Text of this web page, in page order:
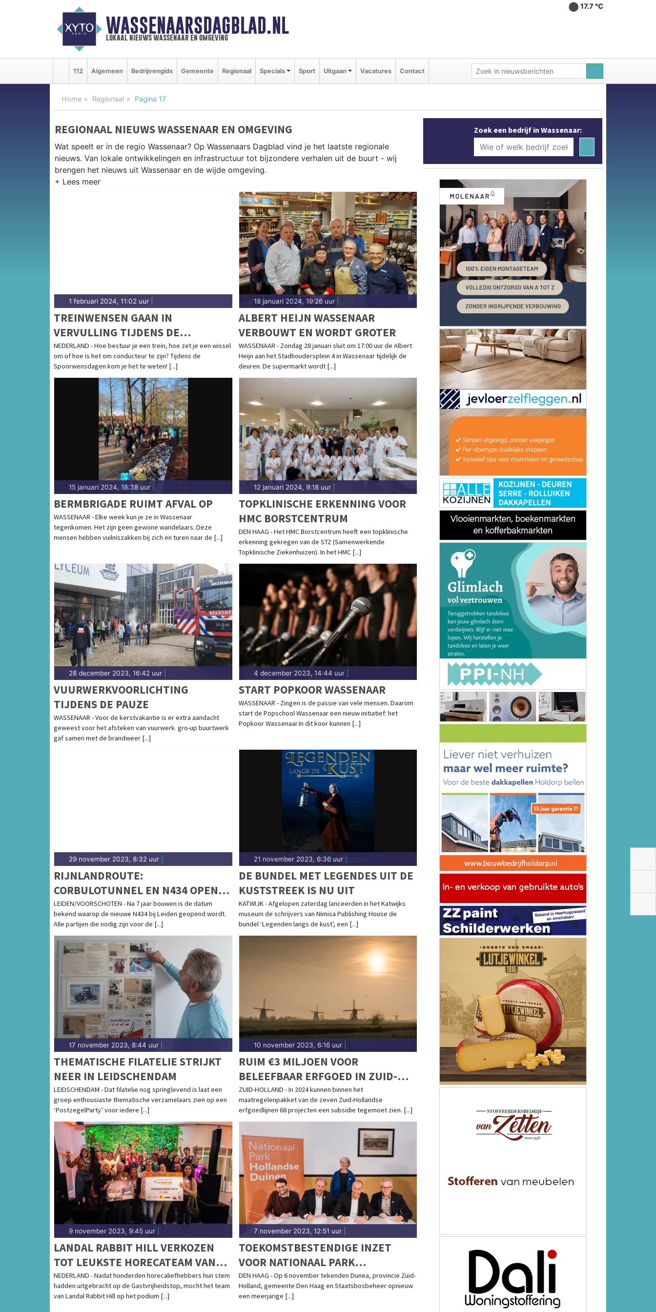
WASSENAARSDAGBLAD.NL
lokaal nieuws wassenaar en omgeving
17.7 ℃
112 Algemeen Bedrijvengids Gemeente Regionaal Specials Sport Uitgaan Vacatures Contact
Home Regionaal Pagina 17
REGIONAAL NIEUWS WASSENAAR EN OMGEVING
Wat speelt er in de regio Wassenaar? Op Wassenaars Dagblad vind je het laatste regionale
nieuws. Van lokale ontwikkelingen en infrastructuur tot bijzondere verhalen uit de buurt - wij
brengen het nieuws uit Wassenaar en de wijde omgeving.
Naast Wassenaar volgen wij ook het nieuws uit Den Haag, Voorschoten, Katwijk en andere
1 februari 2024, 11:02 uur
TREINWENSEN GAAN IN
VERVULLING TIJDENS DE
SPOORWENSDAGEN
NEDERLAND - Hoe bestuur je een trein, hoe zet je een wissel
om of hoe is het om conducteur te zijn? Tijdens de
Spoorwensdagen kom je het te weten! [...]
18 januari 2024, 19:26 uur|
ALBERT HEIJN WASSENAAR
VERBOUWT EN WORDT GROTER
WASSENAAR - Zondag 28 januari sluit om 17:00 uur de Albert
Heijn aan het Stadhoudersplein 4 in Wassenaar tijdelijk de
deuren. De supermarkt wordt [...]
15 januari 2024, 18:38 uur
BERMBRIGADE RUIMT AFVAL OP
WASSENAAR - Elke week kun je ze in Wassenaar
tegenkomen. Het zijn geen gewone wandelaars. Deze
mensen hebben vuilniszakken bij zich en turen naar de [...]
12 januari 2024, 9:18 uur|
TOPKLINISCHE ERKENNING VOOR
HMC BORSTCENTRUM
DEN HAAG - Het HMC Borstcentrum heeft een topklinische
erkenning gekregen van de STZ (Samenwerkende
Topklinische Ziekenhuizen). In het HMC [...]
28 december 2023, 16:42 uur
VUURWERKVOORLICHTING
TIJDENS DE PAUZE
WASSENAAR - Voor de kerstvakantie is er extra aandacht
geweest voor het afsteken van vuurwerk. gro-up buurtwerk
gaf samen met de brandweer [...]
4 december 2023, 14:44 uur|
START POPKOOR WASSENAAR
WASSENAAR - Zingen is de passie van vele mensen. Daarom
start de Popschool Wassenaar een nieuw initiatief: het
Popkoor Wassenaar.In dit koor kunnen [...]
29 november 2023, 8:32 uur
RIJNLANDROUTE:
CORBULOTUNNEL EN N434 OPEN
OP 5 JULI
LEIDEN/VOORSCHOTEN - Na 7 jaar bouwen is de datum
bekend waarop de nieuwe N434 bij Leiden geopend wordt.
Alle partijen die nodig zijn voor de [...]
21 november 2023, 6:36 uur|
DE BUNDEL MET LEGENDES UIT DE
KUSTSTREEK IS NU UIT
KATWIJK - Afgelopen zaterdag lanceerden in het Katwijks
museum de schrijvers van Nimisa Publishing House de
bundel ‘Legenden langs de kust’, een [...]
17 november 2023, 8:44 uur
THEMATISCHE FILATELIE STRIJKT
NEER IN LEIDSCHENDAM
LEIDSCHENDAM - Dat filatelie nog springlevend is laat een
groep enthousiaste thematische verzamelaars zien op een
‘PostzegelParty’ voor iedere [...]
10 november 2023, 6:16 uur|
RUIM €3 MILJOEN VOOR
BELEEFBAAR ERFGOED IN ZUID-
HOLLAND
ZUID-HOLLAND - In 2024 kunnen binnen het
maatregelenpakket van de zeven Zuid-Hollandse
erfgoedlijnen 68 projecten een subsidie tegemoet zien. [...]
9 november 2023, 9:45 uur
LANDAL RABBIT HILL VERKOZEN
TOT LEUKSTE HORECATEAM VAN
NEDERLAND 2023
NEDERLAND - Nadat honderden horecaliefhebbers hun stem
hadden uitgebracht op de Gastvrijheidstop, mocht het team
van Landal Rabbit Hill op het podium [...]
7 november 2023, 12:51 uur|
TOEKOMSTBESTENDIGE INZET
VOOR NATIONAAL PARK
HOLLANDSE DUINEN DOOR
HERNIEUWDE SAMENWERKING
DEN HAAG - Op 6 november tekenden Dunea, provincie Zuid-
Holland, gemeente Den Haag en Staatsbosbeheer opnieuw
een meerjarige [...]
Zoek een bedrijf in Wassenaar: